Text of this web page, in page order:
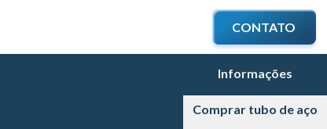
CONTATO
Informações
Comprar tubo de aço